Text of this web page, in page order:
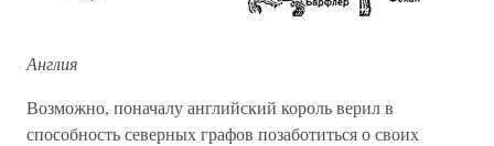
Англия
Возможно, поначалу английский король верил в
способность северных графов позаботиться о своих